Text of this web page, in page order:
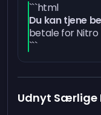
```html
Du kan tjene
betale for Nitro
```
Udnyt Særlige